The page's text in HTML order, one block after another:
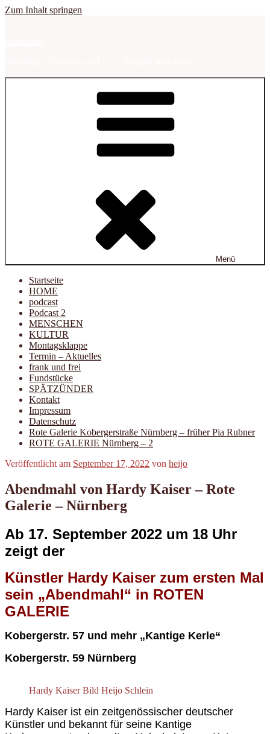
Zum Inhalt springen
Menü
Startseite
HOME
podcast
Podcast 2
MENSCHEN
KULTUR
Montagsklappe
Termin – Aktuelles
frank und frei
Fundstücke
SPÄTZÜNDER
Kontakt
Impressum
Datenschutz
Rote Galerie Kobergerstraße Nürnberg – früher Pia Rubner
ROTE GALERIE Nürnberg – 2
Veröffentlicht am September 17, 2022 von heijo
Abendmahl von Hardy Kaiser – Rote
Galerie – Nürnberg
Ab 17. September 2022 um 18 Uhr
zeigt der
Künstler Hardy Kaiser zum ersten Mal
sein „Abendmahl“ in ROTEN
GALERIE
Kobergerstr. 57 und mehr „Kantige Kerle“
Kobergerstr. 59 Nürnberg
Hardy Kaiser Bild Heijo Schlein
Hardy Kaiser ist ein zeitgenössischer deutscher
Künstler und bekannt für seine Kantige